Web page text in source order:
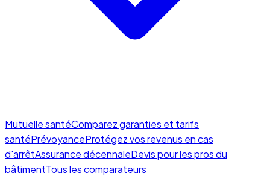
Mutuelle santéComparez garanties et tarifs
santéPrévoyanceProtégez vos revenus en cas
d'arrêtAssurance décennaleDevis pour les pros du
bâtimentTous les comparateurs